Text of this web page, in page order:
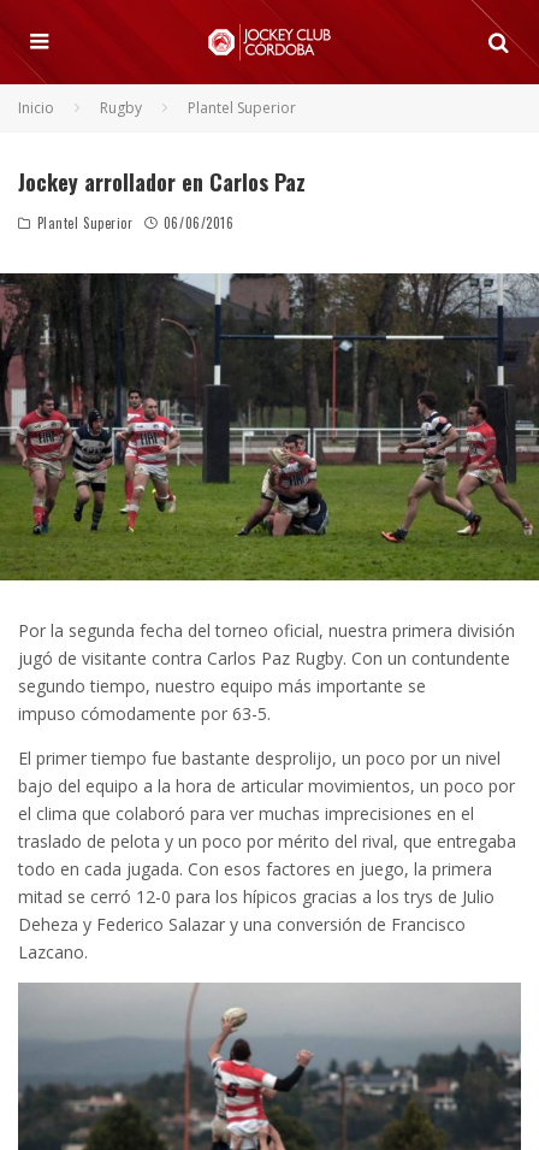
Inicio Rugby Plantel Superior
Jockey arrollador en Carlos Paz
Plantel Superior 06/06/2016
Por la segunda fecha del torneo oficial, nuestra primera división
jugó de visitante contra Carlos Paz Rugby. Con un contundente
segundo tiempo, nuestro equipo más importante se
impuso cómodamente por 63-5.
El primer tiempo fue bastante desprolijo, un poco por un nivel
bajo del equipo a la hora de articular movimientos, un poco por
el clima que colaboró para ver muchas imprecisiones en el
traslado de pelota y un poco por mérito del rival, que entregaba
todo en cada jugada. Con esos factores en juego, la primera
mitad se cerró 12-0 para los hípicos gracias a los trys de Julio
Deheza y Federico Salazar y una conversión de Francisco
Lazcano.